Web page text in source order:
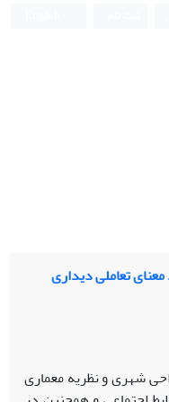
تعاملی دیداری
شهری و نظریه معماری